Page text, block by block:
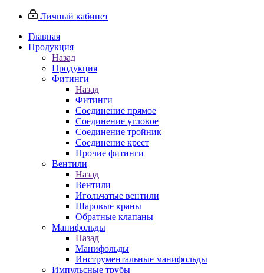
Личный кабинет
Главная
Продукция
Назад
Продукция
Фитинги
Назад
Фитинги
Соединение прямое
Соединение угловое
Соединение тройник
Соединение крест
Прочие фитинги
Вентили
Назад
Вентили
Игольчатые вентили
Шаровые краны
Обратные клапаны
Манифольды
Назад
Манифольды
Инструментальные манифольды
Импульсные трубы